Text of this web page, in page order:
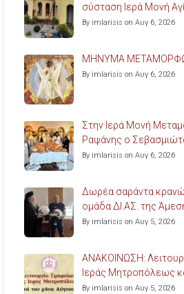
σύσταση Ιερά Μονή
By imlarisis on Αυγ 6, 2026
ΜΗΝΥΜΑ
By imlarisis on Αυγ 6, 2026
Στην Ιερά Μονή
Ραψάνης ο
By imlarisis on Αυγ 6, 2026
Δωρέα σαράντα
ομάδα ΔΙ.ΑΣ. της
By imlarisis on Αυγ 5, 2026
ΑΝΑΚΟΙΝΩΣΗ:
Ιεράς Μητροπόλεως
By imlarisis on Αυγ 5, 2026